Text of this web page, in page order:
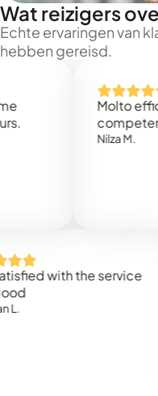
Wat reizigers
Echte ervaringen van
hebben gereisd.
Molto efficace!
competenza!
with the service